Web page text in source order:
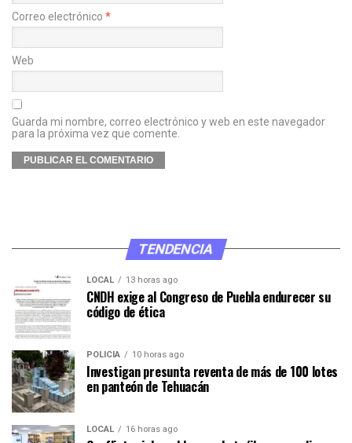
Correo electrónico *
Web
Guarda mi nombre, correo electrónico y web en este navegador
para la próxima vez que comente.
TENDENCIA
LOCAL 13 horas ago
CNDH exige al Congreso de Puebla endurecer su
código de ética
POLICÍA 10 horas ago
Investigan presunta reventa de más de 100 lotes
en panteón de Tehuacán
LOCAL 16 horas ago